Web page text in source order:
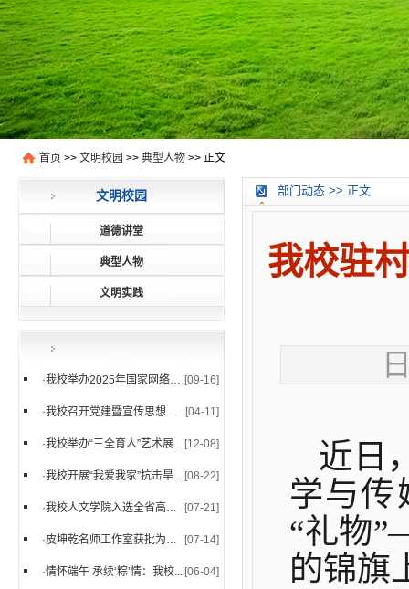
首页 >> 文明校园 >> 典型人物 >> 正文
文明校园
道德讲堂
典型人物
文明实践
[09-16]
·我校举办2025年国家网络安全...
[04-11]
·我校召开党建暨宣传思想文化...
[12-08]
·我校举办“三全育人”艺术展...
[08-22]
·我校开展“我爱我家”抗击旱...
[07-21]
·我校人文学院入选全省高校第...
[07-14]
·皮坤乾名师工作室获批为铜仁...
[06-04]
·情怀端午 承续‘粽’情：我校...
部门动态 >> 正文
我校驻
近日
学与传
“礼物”
的锦旗